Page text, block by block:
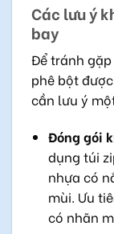
Các lưu ý
bay
Để tránh
phê bột
cần lưu ý
Đóng gói
dụng túi
nhựa có
mùi. Ưu
có nhãn